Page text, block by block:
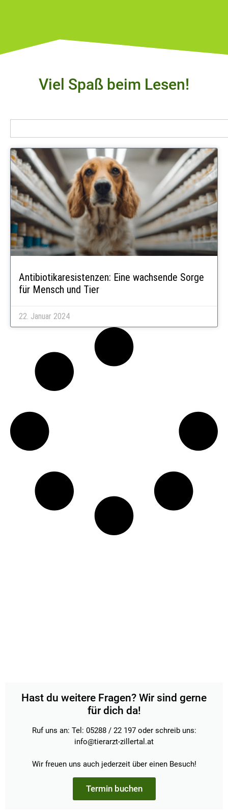
Viel Spaß beim Lesen!
Antibiotikaresistenzen: Eine wachsende Sorge
für Mensch und Tier
22. Januar 2024
Hast du weitere Fragen? Wir sind gerne
für dich da!
Ruf uns an: Tel: 05288 / 22 197 oder schreib uns:
info@tierarzt-zillertal.at
Wir freuen uns auch jederzeit über einen Besuch!
Termin buchen